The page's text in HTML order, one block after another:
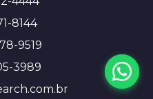
8144
9519
3989